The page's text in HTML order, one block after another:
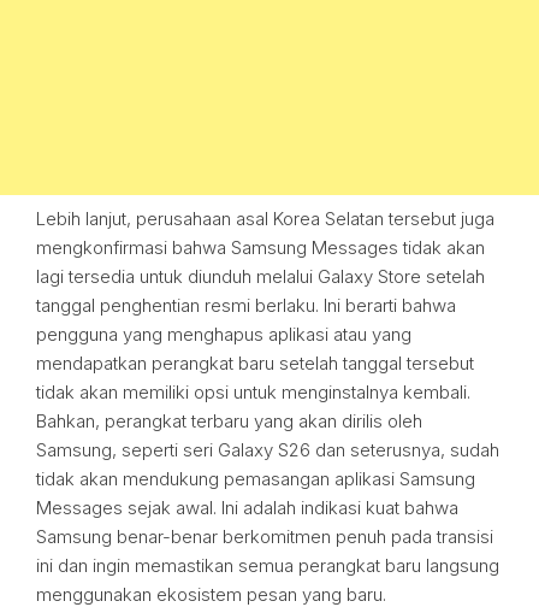
Lebih lanjut, perusahaan asal Korea Selatan tersebut juga
mengkonfirmasi bahwa Samsung Messages tidak akan
lagi tersedia untuk diunduh melalui Galaxy Store setelah
tanggal penghentian resmi berlaku. Ini berarti bahwa
pengguna yang menghapus aplikasi atau yang
mendapatkan perangkat baru setelah tanggal tersebut
tidak akan memiliki opsi untuk menginstalnya kembali.
Bahkan, perangkat terbaru yang akan dirilis oleh
Samsung, seperti seri Galaxy S26 dan seterusnya, sudah
tidak akan mendukung pemasangan aplikasi Samsung
Messages sejak awal. Ini adalah indikasi kuat bahwa
Samsung benar-benar berkomitmen penuh pada transisi
ini dan ingin memastikan semua perangkat baru langsung
menggunakan ekosistem pesan yang baru.